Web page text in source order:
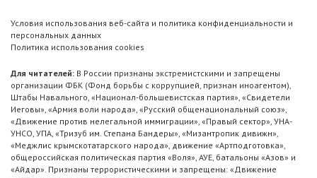
Условия использования веб-сайта и политика конфиденциальности и
персональных данных
Политика использования cookies
Для читателей: В России признаны экстремистскими и запрещены
организации ФБК (Фонд борьбы с коррупцией, признан иноагентом),
Штабы Навального, «Национал-большевистская партия», «Свидетели
Иеговы», «Армия воли народа», «Русский общенациональный союз»,
«Движение против нелегальной иммиграции», «Правый сектор», УНА-
УНСО, УПА, «Тризуб им. Степана Бандеры», «Мизантропик дивижн»,
«Меджлис крымскотатарского народа», движение «Артподготовка»,
общероссийская политическая партия «Воля», АУЕ, батальоны «Азов» и
«Айдар». Признаны террористическими и запрещены: «Движение